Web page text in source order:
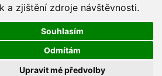
a zjištění zdroje návštěvnosti.
Souhlasím
Odmítám
Upravit mé předvolby